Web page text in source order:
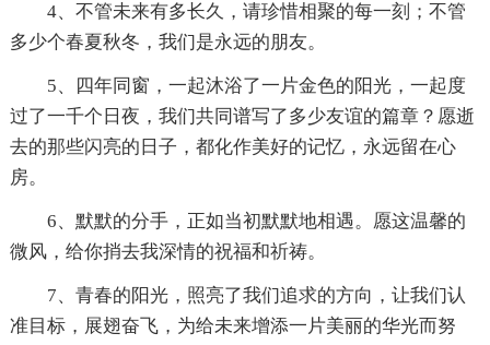
4、不管未来有多长久，请珍惜相聚的每一刻；不管
多少个春夏秋冬，我们是永远的朋友。
5、四年同窗，一起沐浴了一片金色的阳光，一起度
过了一千个日夜，我们共同谱写了多少友谊的篇章？愿逝
去的那些闪亮的日子，都化作美好的记忆，永远留在心
房。
6、默默的分手，正如当初默默地相遇。愿这温馨的
微风，给你捎去我深情的祝福和祈祷。
7、青春的阳光，照亮了我们追求的方向，让我们认
准目标，展翅奋飞，为给未来增添一片美丽的华光而努